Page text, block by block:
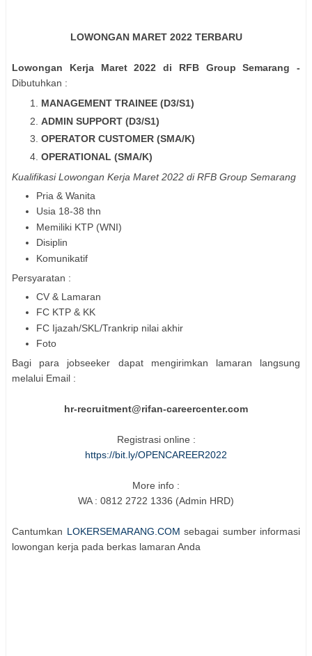
LOWONGAN MARET 2022 TERBARU
Lowongan Kerja Maret 2022 di RFB Group Semarang -
Dibutuhkan :
MANAGEMENT TRAINEE (D3/S1)
ADMIN SUPPORT (D3/S1)
OPERATOR CUSTOMER (SMA/K)
OPERATIONAL (SMA/K)
Kualifikasi Lowongan Kerja Maret 2022 di RFB Group Semarang
Pria & Wanita
Usia 18-38 thn
Memiliki KTP (WNI)
Disiplin
Komunikatif
Persyaratan :
CV & Lamaran
FC KTP & KK
FC Ijazah/SKL/Trankrip nilai akhir
Foto
Bagi para jobseeker dapat mengirimkan lamaran langsung
melalui Email :
hr-recruitment@rifan-careercenter.com
Registrasi online :
https://bit.ly/OPENCAREER2022
More info :
WA : 0812 2722 1336 (Admin HRD)
Cantumkan LOKERSEMARANG.COM sebagai sumber informasi
lowongan kerja pada berkas lamaran Anda